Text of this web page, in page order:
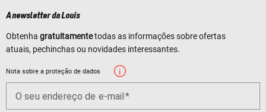
A newsletter da Louis
Obtenha gratuitamentetodas as informações sobre ofertas
atuais, pechinchas ou novidades interessantes.
Nota sobre a proteção de dados
O seu endereço de e-mail